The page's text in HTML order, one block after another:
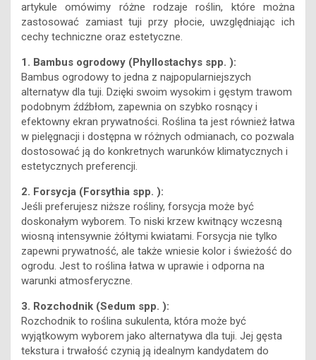
artykule omówimy różne rodzaje roślin, które można
zastosować zamiast tuji przy płocie, uwzględniając ich
cechy techniczne oraz estetyczne.
1. Bambus ogrodowy (Phyllostachys spp. ):
Bambus ogrodowy to jedna z najpopularniejszych
alternatyw dla tuji. Dzięki swoim wysokim i gęstym trawom
podobnym źdźbłom, zapewnia on szybko rosnący i
efektowny ekran prywatności. Roślina ta jest również łatwa
w pielęgnacji i dostępna w różnych odmianach, co pozwala
dostosować ją do konkretnych warunków klimatycznych i
estetycznych preferencji.
2. Forsycja (Forsythia spp. ):
Jeśli preferujesz niższe rośliny, forsycja może być
doskonałym wyborem. To niski krzew kwitnący wczesną
wiosną intensywnie żółtymi kwiatami. Forsycja nie tylko
zapewni prywatność, ale także wniesie kolor i świeżość do
ogrodu. Jest to roślina łatwa w uprawie i odporna na
warunki atmosferyczne.
3. Rozchodnik (Sedum spp. ):
Rozchodnik to roślina sukulenta, która może być
wyjątkowym wyborem jako alternatywa dla tuji. Jej gęsta
tekstura i trwałość czynią ją idealnym kandydatem do